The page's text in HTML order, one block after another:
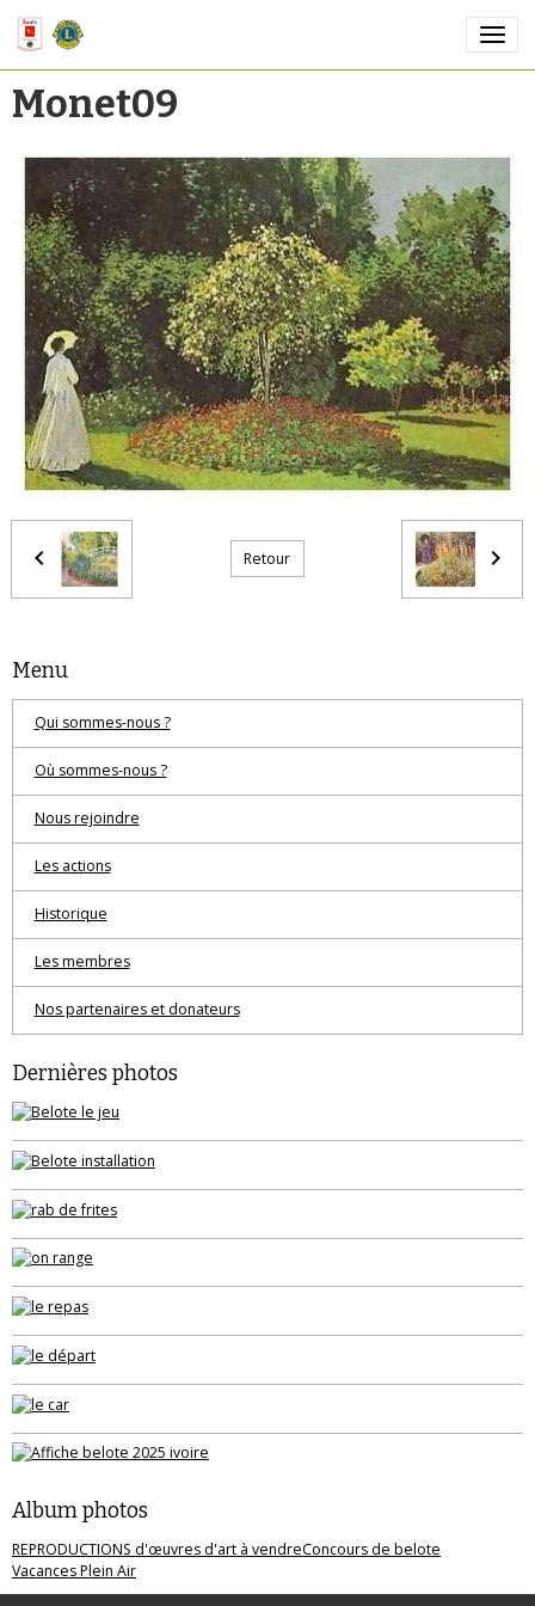
Monet09
Retour
Menu
Qui sommes-nous ?
Où sommes-nous ?
Nous rejoindre
Les actions
Historique
Les membres
Nos partenaires et donateurs
Dernières photos
Album photos
REPRODUCTIONS d'œuvres d'art à vendreConcours de belote
Vacances Plein Air